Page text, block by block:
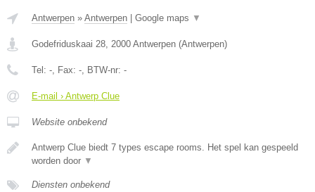
Antwerpen » Antwerpen Google maps ▼
Godefriduskaai 28, 2000 Antwerpen (Antwerpen)
Tel: -, Fax: -, BTW-nr: -
E-mail › Antwerp Clue
Website onbekend
Antwerp Clue biedt 7 types escape rooms. Het spel kan gespeeld
worden door ▼
Diensten onbekend